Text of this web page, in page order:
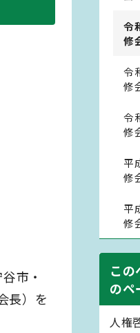
市・
長）を
令
修
令
修
令
修
平
修
平
修
この
のペ
人権